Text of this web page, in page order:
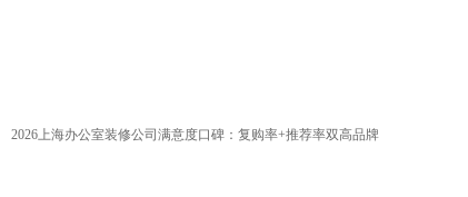
2026上海办公室装修公司满意度口碑：复购率+推荐率双高品牌